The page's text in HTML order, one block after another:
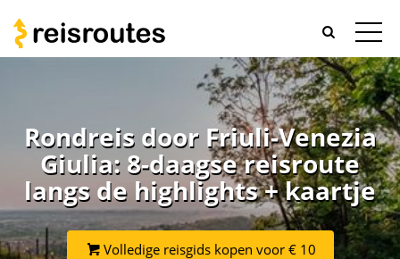
Rondreis door Friuli-Venezia
Giulia: 8-daagse reisroute
langs de highlights + kaartje
Volledige reisgids kopen voor € 10